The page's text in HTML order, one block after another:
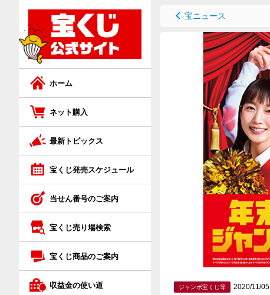
ホーム
ネット購入
ネット購入トップ
ジャンボ宝くじ
クイックワン
最新トピックス
宝くじ発売スケジュール
当せん番号のご案内
宝くじ売り場検索
宝くじ商品のご案内
宝くじ商品のご案内トップ
ジャンボ宝くじ等の普通くじ
収益金の使い道
宝ニュース
ジャンボ宝くじ等 2020/11/05